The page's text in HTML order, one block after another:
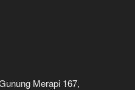
Merapi 167,